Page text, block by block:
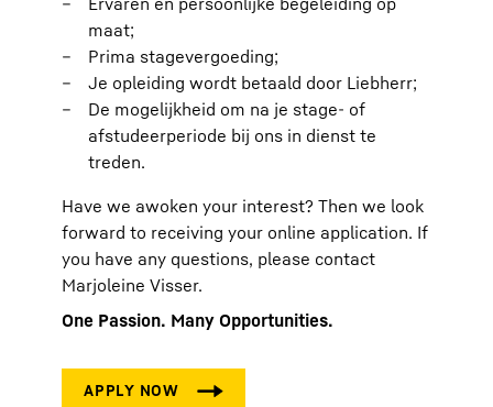
maat;
Prima stagevergoeding;
Je opleiding wordt betaald door Liebherr;
De mogelijkheid om na je stage- of
afstudeerperiode bij ons in dienst te
treden.
Have we awoken your interest? Then we look
forward to receiving your online application. If
you have any questions, please contact
Marjoleine Visser.
One Passion. Many Opportunities.